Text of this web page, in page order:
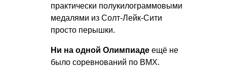
практически полукилограммовыми
медалями из Солт-Лейк-Сити
просто перышки.
Ни на одной Олимпиаде ещё не
было соревнований по BMX.